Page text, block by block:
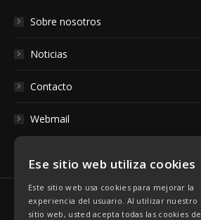
Sobre nosotros
Noticias
Contacto
Webmail
Ese sitio web utiliza cookies
Este sitio web usa cookies para mejorar la
experiencia del usuario. Al utilizar nuestro
sitio web, usted acepta todas las cookies de